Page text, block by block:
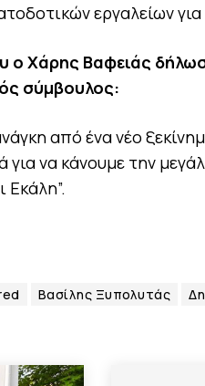
εργαλείων
ο Χάρης Βαφειάς
σύμβουλος:
από ένα νέο
να κάνουμε την
Εκάλη”.
Βασίλης Ξυπολυτάς